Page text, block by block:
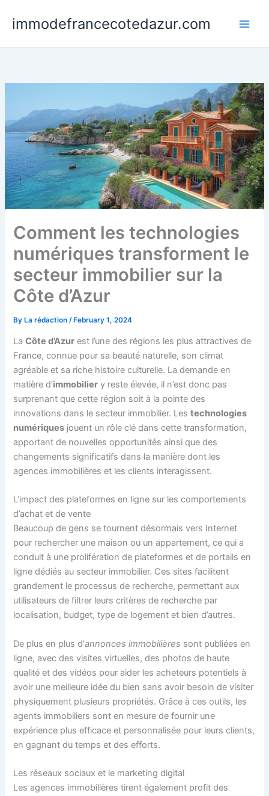
immodefrancecotedazur.com
Comment les technologies
numériques transforment le
secteur immobilier sur la
Côte d’Azur
ByLa rédaction /February 1, 2024
LaCôte d’Azur est l’une des régions les plus attractives de
France, connue pour sa beauté naturelle, son climat
agréable et sa riche histoire culturelle. La demande en
matière d’immobilier y reste élevée, il n’est donc pas
surprenant que cette région soit à la pointe des
innovations dans le secteur immobilier. Lestechnologies
numériques jouent un rôle clé dans cette transformation,
apportant de nouvelles opportunités ainsi que des
changements significatifs dans la manière dont les
agences immobilières et les clients interagissent.
L’impact des plateformes en ligne sur les comportements
d’achat et de vente
Beaucoup de gens se tournent désormais vers Internet
pour rechercher une maison ou un appartement, ce qui a
conduit à une prolifération de plateformes et de portails en
ligne dédiés au secteur immobilier. Ces sites facilitent
grandement le processus de recherche, permettant aux
utilisateurs de filtrer leurs critères de recherche par
localisation, budget, type de logement et bien d’autres.
De plus en plus d’annonces immobilières sont publiées en
ligne, avec des visites virtuelles, des photos de haute
qualité et des vidéos pour aider les acheteurs potentiels à
avoir une meilleure idée du bien sans avoir besoin de visiter
physiquement plusieurs propriétés. Grâce à ces outils, les
agents immobiliers sont en mesure de fournir une
expérience plus efficace et personnalisée pour leurs clients,
en gagnant du temps et des efforts.
Les réseaux sociaux et le marketing digital
Les agences immobilières tirent également profit des